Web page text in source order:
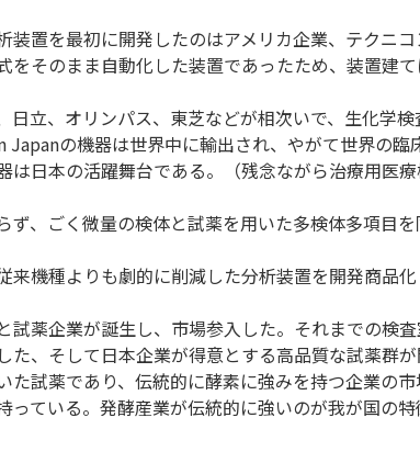
置を最初に開発したのはアメリカ企業、テクニコ
そのまま自動化した装置であったため、装置建
立、オリンパス、東芝などが相次いで、生化学検
の機器は世界中に輸出され、やがて世界の臨
日本の活躍舞台である。（残念ながら治療用医
、ごく微量の検体と試薬を用いた多検体多項目を
機種よりも劇的に削減した分析装置を開発商品化
薬企業が誕生し、市場参入した。それまでの検
、そして日本企業が得意とする高品質な試薬群
試薬であり、伝統的に酵素に強みを持つ企業の市
ている。発酵産業が伝統的に強いのが我が国の